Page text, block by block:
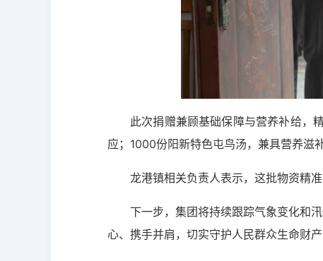
此次捐赠兼顾基础保障与营养补给，
应；1000份阳新特色屯鸟汤，兼具营养滋
龙港镇相关负责人表示，这批物资精
下一步，集团将持续跟踪气象变化和
心、携手并肩，切实守护人民群众生命财